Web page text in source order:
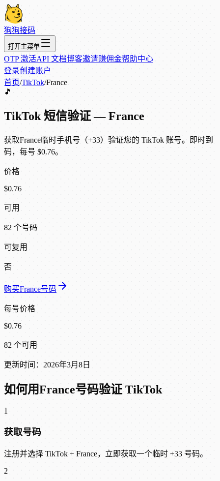
狗狗接码
打开主菜单
OTP 激活API 文档博客邀请赚佣金帮助中心
登录创建账户
首页/TikTok/France
🎵
TikTok 短信验证 — France
获取France临时手机号（+33）验证您的 TikTok 账号。即时到
码，每号 $0.76。
价格
$0.76
可用
82 个号码
可复用
否
购买France号码
每号价格
$0.76
82 个可用
更新时间：2026年3月8日
如何用France号码验证 TikTok
1
获取号码
注册并选择 TikTok + France，立即获取一个临时 +33 号码。
2